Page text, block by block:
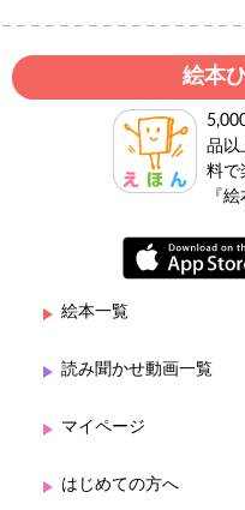
絵本
品以
料で
『
絵本一覧
読み聞かせ動画一覧
マイページ
はじめての方へ